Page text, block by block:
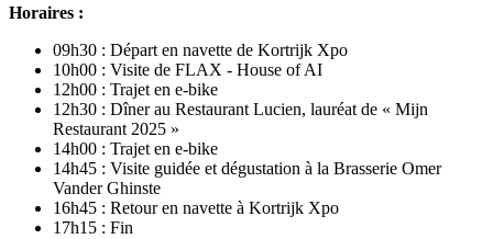
Horaires :
09h30 : Départ en navette de Kortrijk Xpo
10h00 : Visite de FLAX - House of AI
12h00 : Trajet en e-bike
12h30 : Dîner au Restaurant Lucien, lauréat de « Mijn
Restaurant 2025 »
14h00 : Trajet en e-bike
14h45 : Visite guidée et dégustation à la Brasserie Omer
Vander Ghinste
16h45 : Retour en navette à Kortrijk Xpo
17h15 : Fin